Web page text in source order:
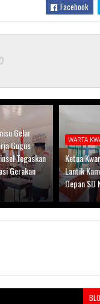
Facebook
Gelar
Gugus
Tegaskan
Gerakan
WARTA
Ketua
Lantik
Depan SD